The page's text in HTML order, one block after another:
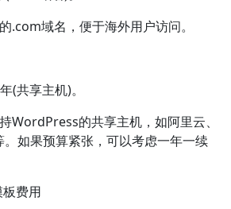
.com域名，便于海外用户访问。
(共享主机)。
WordPress的共享主机，如阿里云、
如果预算紧张，可以考虑一年一续
费用